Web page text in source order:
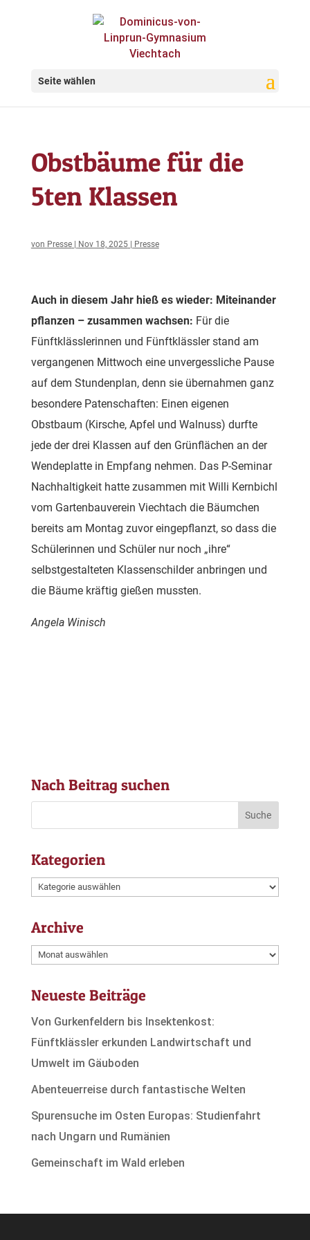
Seite wählen
Obstbäume für die
5ten Klassen
von Presse| Nov 18, 2025| Presse
Auch in diesem Jahr hieß es wieder: Miteinander
pflanzen – zusammen wachsen: Für die
Fünftklässlerinnen und Fünftklässler stand am
vergangenen Mittwoch eine unvergessliche Pause
auf dem Stundenplan, denn sie übernahmen ganz
besondere Patenschaften: Einen eigenen
Obstbaum (Kirsche, Apfel und Walnuss) durfte
jede der drei Klassen auf den Grünflächen an der
Wendeplatte in Empfang nehmen. Das P-Seminar
Nachhaltigkeit hatte zusammen mit Willi Kernbichl
vom Gartenbauverein Viechtach die Bäumchen
bereits am Montag zuvor eingepflanzt, so dass die
Schülerinnen und Schüler nur noch „ihre“
selbstgestalteten Klassenschilder anbringen und
die Bäume kräftig gießen mussten.
Angela Winisch
Nach Beitrag suchen
Kategorien
Kategorien
Archive
Archive
Neueste Beiträge
Von Gurkenfeldern bis Insektenkost:
Fünftklässler erkunden Landwirtschaft und
Umwelt im Gäuboden
Abenteuerreise durch fantastische Welten
Spurensuche im Osten Europas: Studienfahrt
nach Ungarn und Rumänien
Gemeinschaft im Wald erleben